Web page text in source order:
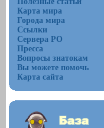
Карта мира
Города мира
Ссылки
Сервера РО
Пресса
Вопросы знатокам
Вы можете помочь
Карта сайта